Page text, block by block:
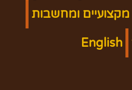
ומחשבות
English